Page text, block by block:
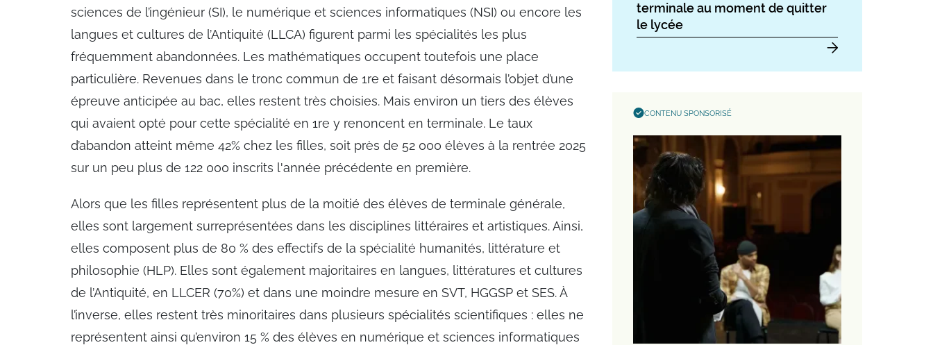
sciences de l’ingénieur (SI), le numérique et sciences informatiques (NSI) ou encore les
langues et cultures de l’Antiquité (LLCA) figurent parmi les spécialités les plus
fréquemment abandonnées. Les mathématiques occupent toutefois une place
particulière. Revenues dans le tronc commun de 1re et faisant désormais l’objet d’une
épreuve anticipée au bac, elles restent très choisies. Mais environ un tiers des élèves
qui avaient opté pour cette spécialité en 1re y renoncent en terminale. Le taux
d’abandon atteint même 42% chez les filles, soit près de 52 000 élèves à la rentrée 2025
sur un peu plus de 122 000 inscrits l'année précédente en première.
Alors que les filles représentent plus de la moitié des élèves de terminale générale,
elles sont largement surreprésentées dans les disciplines littéraires et artistiques. Ainsi,
elles composent plus de 80 % des effectifs de la spécialité humanités, littérature et
philosophie (HLP). Elles sont également majoritaires en langues, littératures et cultures
de l’Antiquité, en LLCER (70%) et dans une moindre mesure en SVT, HGGSP et SES. À
l’inverse, elles restent très minoritaires dans plusieurs spécialités scientifiques : elles ne
représentent ainsi qu’environ 15 % des élèves en numérique et sciences informatiques
terminale au moment de quitter
le lycée
CONTENU SPONSORISÉ